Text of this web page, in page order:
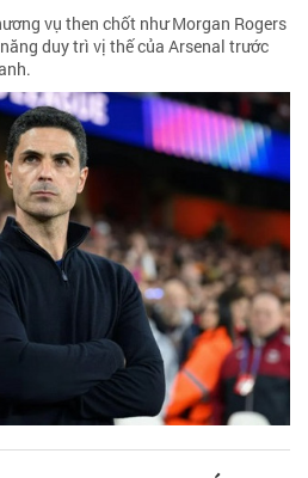
vụ then chốt như Morgan Rogers
duy trì vị thế của Arsenal trước